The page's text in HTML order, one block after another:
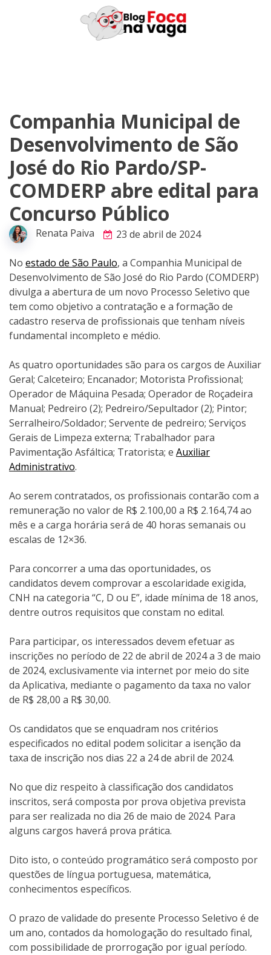
Companhia Municipal de
Desenvolvimento de São
José do Rio Pardo/SP-
COMDERP abre edital para
Concurso Público
Renata Paiva 23 de abril de 2024
No estado de São Paulo, a Companhia Municipal de
Desenvolvimento de São José do Rio Pardo (COMDERP)
divulga a abertura de um novo Processo Seletivo que
tem como objetivo a contratação e a formação de
cadastro reserva de profissionais que tenham níveis
fundamental incompleto e médio.
As quatro oportunidades são para os cargos de Auxiliar
Geral; Calceteiro; Encanador; Motorista Profissional;
Operador de Máquina Pesada; Operador de Roçadeira
Manual; Pedreiro (2); Pedreiro/Sepultador (2); Pintor;
Serralheiro/Soldador; Servente de pedreiro; Serviços
Gerais de Limpeza externa; Trabalhador para
Pavimentação Asfáltica; Tratorista; e Auxiliar
Administrativo.
Ao serem contratados, os profissionais contarão com a
remuneração no valor de R$ 2.100,00 a R$ 2.164,74 ao
mês e a carga horária será de 40 horas semanais ou
escalas de 12×36.
Para concorrer a uma das oportunidades, os
candidatos devem comprovar a escolaridade exigida,
CNH na categoria “C, D ou E”, idade mínima de 18 anos,
dentre outros requisitos que constam no edital.
Para participar, os interessados devem efetuar as
inscrições no período de 22 de abril de 2024 a 3 de maio
de 2024, exclusivamente via internet por meio do site
da Aplicativa, mediante o pagamento da taxa no valor
de R$ 28,00 a R$ 30,00.
Os candidatos que se enquadram nos critérios
especificados no edital podem solicitar a isenção da
taxa de inscrição nos dias 22 a 24 de abril de 2024.
No que diz respeito à classificação dos candidatos
inscritos, será composta por prova objetiva prevista
para ser realizada no dia 26 de maio de 2024. Para
alguns cargos haverá prova prática.
Dito isto, o conteúdo programático será composto por
questões de língua portuguesa, matemática,
conhecimentos específicos.
O prazo de validade do presente Processo Seletivo é de
um ano, contados da homologação do resultado final,
com possibilidade de prorrogação por igual período.